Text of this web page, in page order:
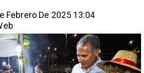
Febrero De 2025 13:04